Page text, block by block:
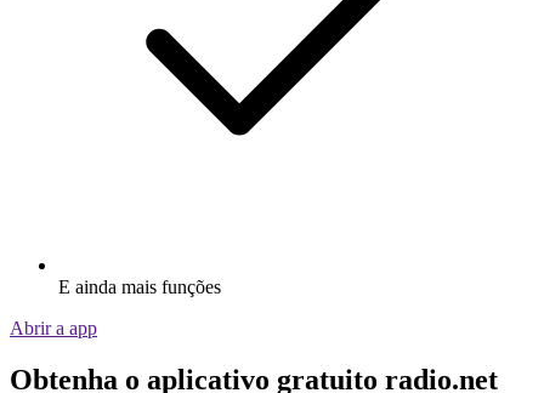
E ainda mais funções
Abrir a app
Obtenha o aplicativo gratuito radio.net